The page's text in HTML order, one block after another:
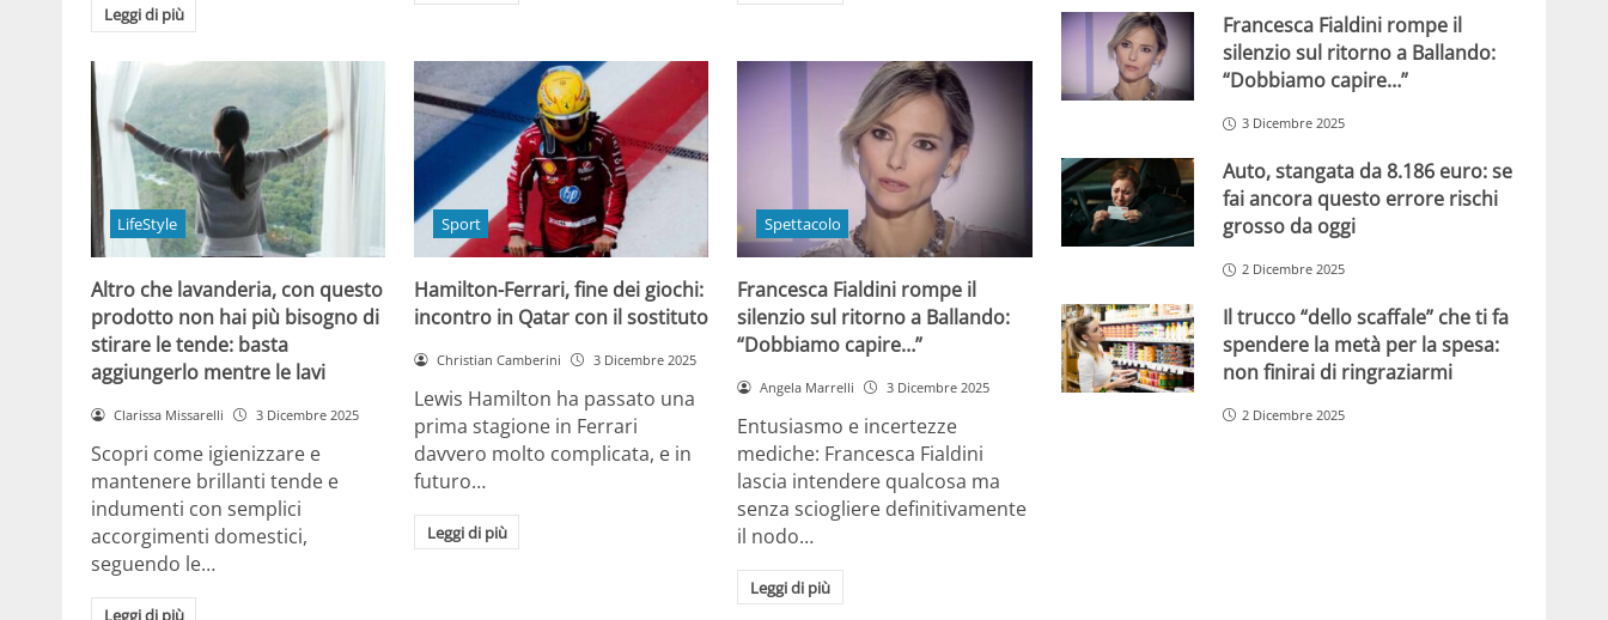
Leggi di più
LifeStyle
Altro che lavanderia, con questo
prodotto non hai più bisogno di
stirare le tende: basta
aggiungerlo mentre le lavi
Clarissa Missarelli 3 Dicembre 2025
Scopri come igienizzare e
mantenere brillanti tende e
indumenti con semplici
accorgimenti domestici,
seguendo le…
Leggi di più
Sport
Hamilton-Ferrari, fine dei giochi:
incontro in Qatar con il sostituto
Christian Camberini 3 Dicembre 2025
Lewis Hamilton ha passato una
prima stagione in Ferrari
davvero molto complicata, e in
futuro…
Leggi di più
Spettacolo
Francesca Fialdini rompe il
silenzio sul ritorno a Ballando:
“Dobbiamo capire…”
Angela Marrelli 3 Dicembre 2025
Entusiasmo e incertezze
mediche: Francesca Fialdini
lascia intendere qualcosa ma
senza sciogliere definitivamente
il nodo…
Leggi di più
Francesca Fialdini rompe il
silenzio sul ritorno a Ballando:
“Dobbiamo capire…”
3 Dicembre 2025
Auto, stangata da 8.186 euro: se
fai ancora questo errore rischi
grosso da oggi
2 Dicembre 2025
Il trucco “dello scaffale” che ti fa
spendere la metà per la spesa:
non finirai di ringraziarmi
2 Dicembre 2025